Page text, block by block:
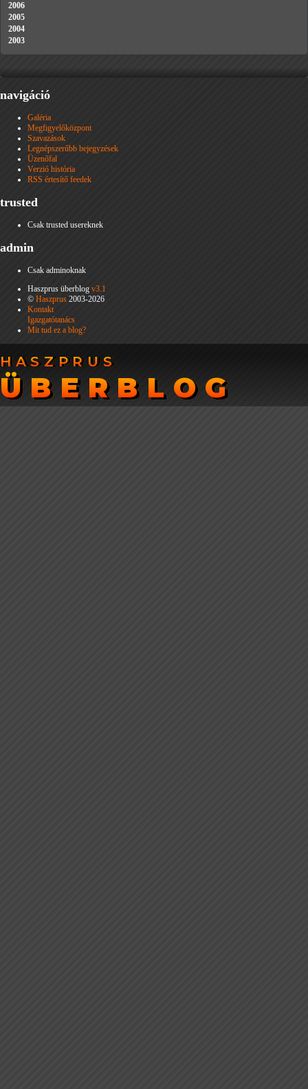
2006
2005
2004
2003
navigáció
Galéria
Megfigyelőközpont
Szavazások
Legnépszerűbb bejegyzések
Üzenőfal
Verzió história
RSS értesítő feedek
trusted
Csak trusted usereknek
admin
Csak adminoknak
Haszprus überblog v3.1
© Haszprus 2003-2026
Kontakt
Igazgatótanács
Mit tud ez a blog?
HASZPRUS
ÜBERBLOG
HASZPRUS
ÜBERBLOG